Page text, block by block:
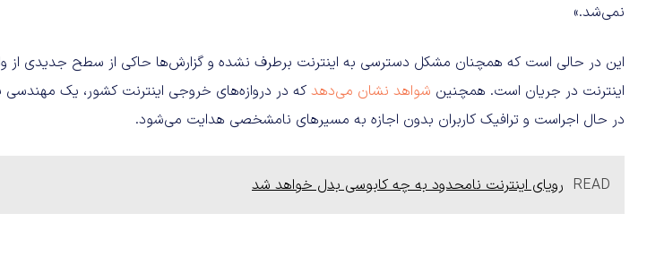
نمی‌شد.»
این در حالی است که همچنان مشکل دسترسی به اینترنت برطرف نشده و گزارش‌ها حاکی از سطح جدیدی از
اینترنت در جریان است. همچنین شواهد نشان می‌دهد که در دروازه‌های خروجی اینترنت کشور، یک مهندسی
در حال اجراست و ترافیک کاربران بدون اجازه به مسیرهای نامشخصی هدایت می‌شود.
READ رویای اینترنت نامحدود به چه کابوسی بدل خواهد شد